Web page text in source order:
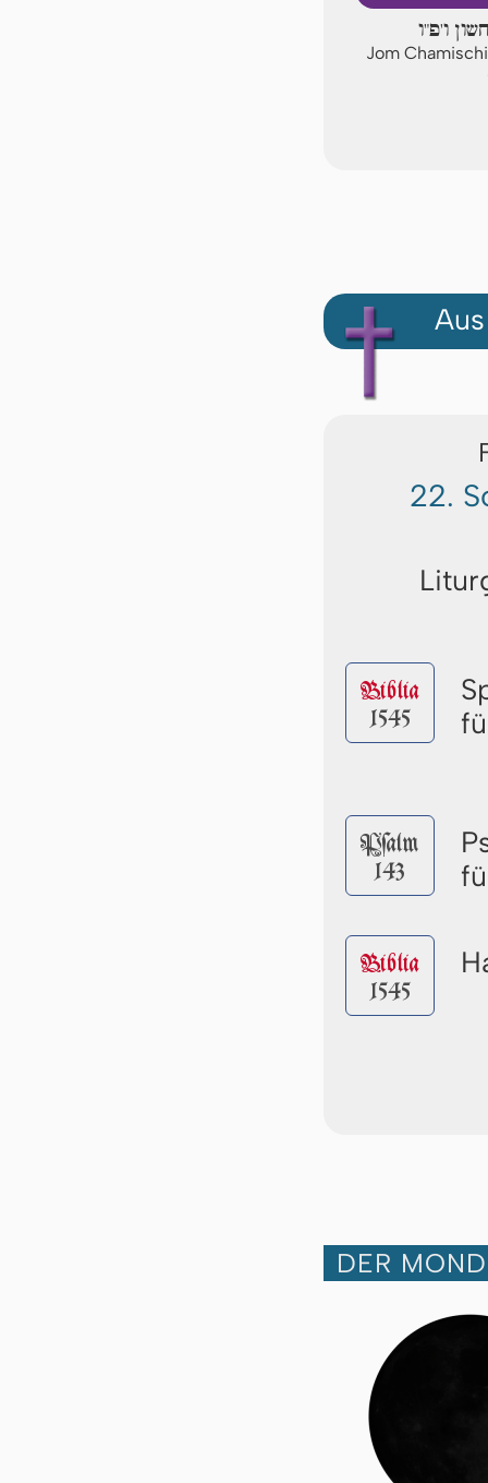
ו'פ"ו
Jom
22.
Biblia
1545
Pſalm
143
Biblia
1545
DER